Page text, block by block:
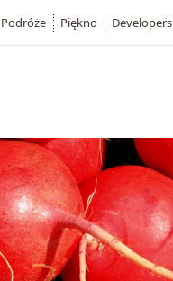
Podróże Piękno Developers